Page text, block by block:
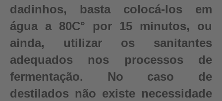
dadinhos, basta colocá-los em
água a 80C° por 15 minutos, ou
ainda, utilizar os sanitantes
adequados nos processos de
fermentação. No caso de
destilados não existe necessidade